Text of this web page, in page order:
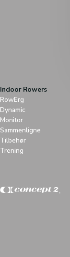
Indoor Rowers
RowErg
Dynamic
Monitor
Sammenligne
Tilbehør
Trening